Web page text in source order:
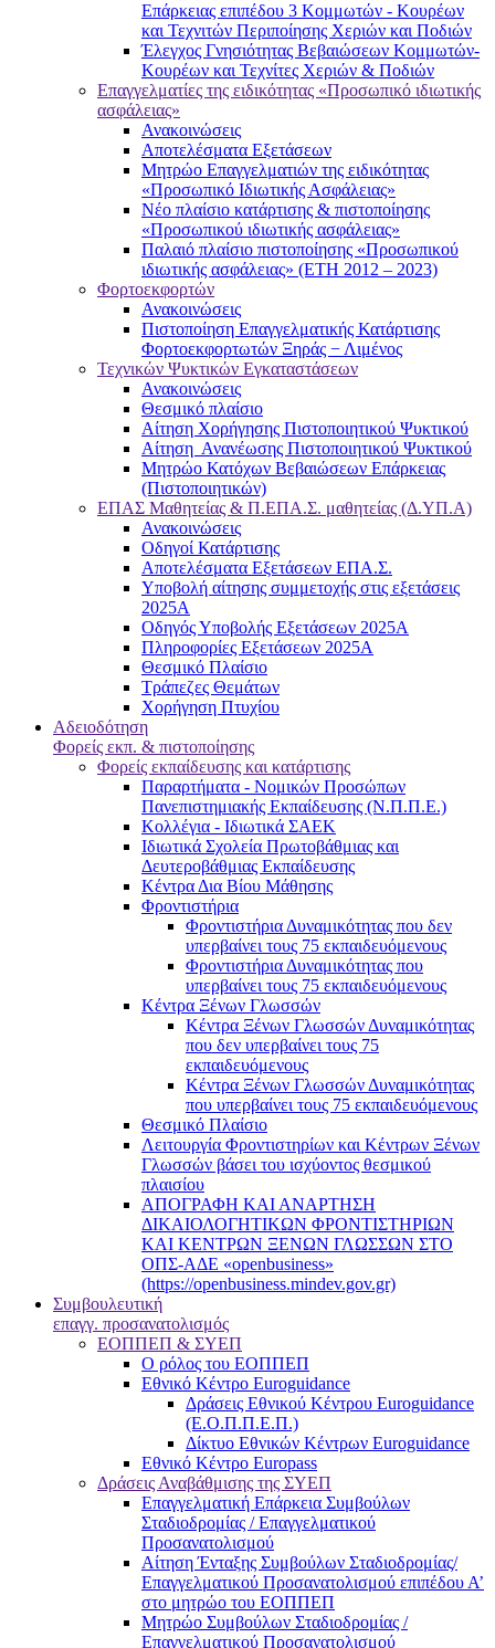
Επάρκειας επιπέδου 3 Κομμωτών - Κουρέων
και Τεχνιτών Περιποίησης Χεριών και Ποδιών
Έλεγχος Γνησιότητας Βεβαιώσεων Κομμωτών-
Κουρέων και Τεχνίτες Χεριών & Ποδιών
Επαγγελματίες της ειδικότητας «Προσωπικό ιδιωτικής
ασφάλειας»
Ανακοινώσεις
Αποτελέσματα Εξετάσεων
Μητρώο Επαγγελματιών της ειδικότητας
«Προσωπικό Ιδιωτικής Ασφάλειας»
Νέο πλαίσιο κατάρτισης & πιστοποίησης
«Προσωπικού ιδιωτικής ασφάλειας»
Παλαιό πλαίσιο πιστοποίησης «Προσωπικού
ιδιωτικής ασφάλειας» (ΕΤΗ 2012 – 2023)
Φορτοεκφορτών
Ανακοινώσεις
Πιστοποίηση Επαγγελματικής Κατάρτισης
Φορτοεκφορτωτών Ξηράς − Λιμένος
Τεχνικών Ψυκτικών Εγκαταστάσεων
Ανακοινώσεις
Θεσμικό πλαίσιο
Αίτηση Χορήγησης Πιστοποιητικού Ψυκτικού
Αίτηση Ανανέωσης Πιστοποιητικού Ψυκτικού
Μητρώο Κατόχων Βεβαιώσεων Επάρκειας
(Πιστοποιητικών)
ΕΠΑΣ Μαθητείας & Π.ΕΠΑ.Σ. μαθητείας (Δ.ΥΠ.Α)
Ανακοινώσεις
Oδηγοί Κατάρτισης
Αποτελέσματα Εξετάσεων ΕΠΑ.Σ.
Υποβολή αίτησης συμμετοχής στις εξετάσεις
2025Α
Οδηγός Υποβολής Εξετάσεων 2025A
Πληροφορίες Εξετάσεων 2025Α
Θεσμικό Πλαίσιο
Τράπεζες Θεμάτων
Χορήγηση Πτυχίου
Αδειοδότηση
Φορείς εκπ. & πιστοποίησης
Φορείς εκπαίδευσης και κατάρτισης
Παραρτήματα - Νομικών Προσώπων
Πανεπιστημιακής Εκπαίδευσης (Ν.Π.Π.Ε.)
Κολλέγια - Ιδιωτικά ΣΑΕΚ
Ιδιωτικά Σχολεία Πρωτοβάθμιας και
Δευτεροβάθμιας Εκπαίδευσης
Κέντρα Δια Βίου Μάθησης
Φροντιστήρια
Φροντιστήρια Δυναμικότητας που δεν
υπερβαίνει τους 75 εκπαιδευόμενους
Φροντιστήρια Δυναμικότητας που
υπερβαίνει τους 75 εκπαιδευόμενους
Κέντρα Ξένων Γλωσσών
Kέντρα Ξένων Γλωσσών Δυναμικότητας
που δεν υπερβαίνει τους 75
εκπαιδευόμενους
Kέντρα Ξένων Γλωσσών Δυναμικότητας
που υπερβαίνει τους 75 εκπαιδευόμενους
Θεσμικό Πλαίσιο
Λειτουργία Φροντιστηρίων και Κέντρων Ξένων
Γλωσσών βάσει του ισχύοντος θεσμικού
πλαισίου
ΑΠΟΓΡΑΦΗ ΚΑΙ ΑΝΑΡΤΗΣΗ
ΔΙΚΑΙΟΛΟΓΗΤΙΚΩΝ ΦΡΟΝΤΙΣΤΗΡΙΩΝ
ΚΑΙ ΚΕΝΤΡΩΝ ΞΕΝΩΝ ΓΛΩΣΣΩΝ ΣΤΟ
ΟΠΣ-ΑΔΕ «openbusiness»
(https://openbusiness.mindev.gov.gr)
Συμβουλευτική
επαγγ. προσανατολισμός
ΕΟΠΠΕΠ & ΣΥΕΠ
Ο ρόλος του ΕΟΠΠΕΠ
Εθνικό Κέντρο Euroguidance
Δράσεις Εθνικού Κέντρου Euroguidance
(Ε.Ο.Π.Π.Ε.Π.)
Δίκτυο Εθνικών Κέντρων Euroguidance
Εθνικό Κέντρο Europass
Δράσεις Αναβάθμισης της ΣΥΕΠ
Επαγγελματική Επάρκεια Συμβούλων
Σταδιοδρομίας / Επαγγελματικού
Προσανατολισμού
Αίτηση Ένταξης Συμβούλων Σταδιοδρομίας/
Επαγγελματικού Προσανατολισμού επιπέδου Α’
στο μητρώο του ΕΟΠΠΕΠ
Μητρώο Συμβούλων Σταδιοδρομίας /
Επαγγελματικού Προσανατολισμού